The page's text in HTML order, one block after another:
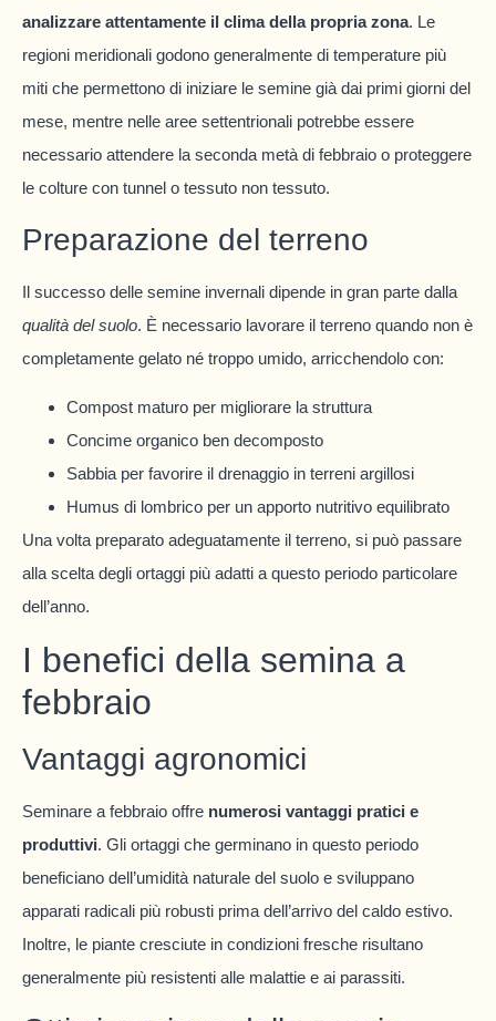
analizzare attentamente il clima della propria zona. Le
regioni meridionali godono generalmente di temperature più
miti che permettono di iniziare le semine già dai primi giorni del
mese, mentre nelle aree settentrionali potrebbe essere
necessario attendere la seconda metà di febbraio o proteggere
le colture con tunnel o tessuto non tessuto.
Preparazione del terreno
Il successo delle semine invernali dipende in gran parte dalla
qualità del suolo. È necessario lavorare il terreno quando non è
completamente gelato né troppo umido, arricchendolo con:
Compost maturo per migliorare la struttura
Concime organico ben decomposto
Sabbia per favorire il drenaggio in terreni argillosi
Humus di lombrico per un apporto nutritivo equilibrato
Una volta preparato adeguatamente il terreno, si può passare
alla scelta degli ortaggi più adatti a questo periodo particolare
dell’anno.
I benefici della semina a
febbraio
Vantaggi agronomici
Seminare a febbraio offre numerosi vantaggi pratici e
produttivi. Gli ortaggi che germinano in questo periodo
beneficiano dell’umidità naturale del suolo e sviluppano
apparati radicali più robusti prima dell’arrivo del caldo estivo.
Inoltre, le piante cresciute in condizioni fresche risultano
generalmente più resistenti alle malattie e ai parassiti.